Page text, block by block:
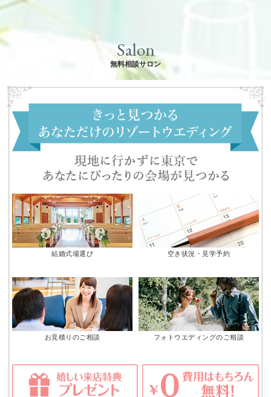
Salon
無料相談サロン
結婚式場選び 空き状況・見学予約
お見積りのご相談 フォトウエディングのご相談